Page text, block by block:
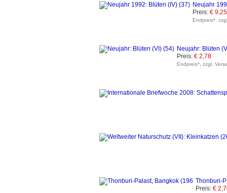
Neujahr
Preis: € 9,25
Endpreis*,
Neujahr: Blüten
Preis: € 2,78
Endpreis*, zzgl.
Thonburi-
Preis: €